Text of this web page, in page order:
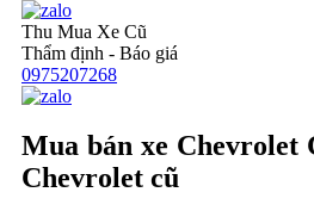
Thu Mua Xe Cũ
Thẩm định - Báo giá
0975207268
Mua bán xe Chevrolet
Chevrolet cũ